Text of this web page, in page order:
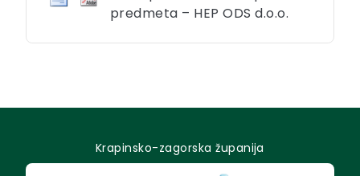
predmeta – HEP ODS d.o.o.
Krapinsko-zagorska županija